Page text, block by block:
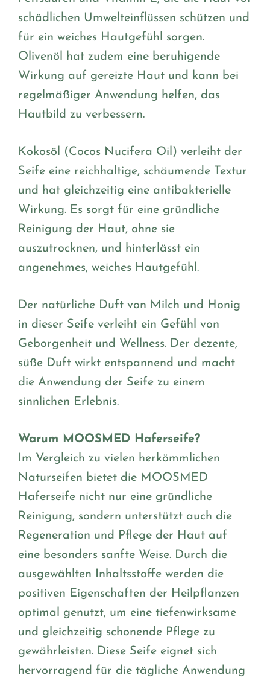
schädlichen Umwelteinflüssen schützen und
für ein weiches Hautgefühl sorgen.
Olivenöl hat zudem eine beruhigende
Wirkung auf gereizte Haut und kann bei
regelmäßiger Anwendung helfen, das
Hautbild zu verbessern.
Kokosöl (Cocos Nucifera Oil) verleiht der
Seife eine reichhaltige, schäumende Textur
und hat gleichzeitig eine antibakterielle
Wirkung. Es sorgt für eine gründliche
Reinigung der Haut, ohne sie
auszutrocknen, und hinterlässt ein
angenehmes, weiches Hautgefühl.
Der natürliche Duft von Milch und Honig
in dieser Seife verleiht ein Gefühl von
Geborgenheit und Wellness. Der dezente,
süße Duft wirkt entspannend und macht
die Anwendung der Seife zu einem
sinnlichen Erlebnis.
Warum MOOSMED Haferseife?
Im Vergleich zu vielen herkömmlichen
Naturseifen bietet die MOOSMED
Haferseife nicht nur eine gründliche
Reinigung, sondern unterstützt auch die
Regeneration und Pflege der Haut auf
eine besonders sanfte Weise. Durch die
ausgewählten Inhaltsstoffe werden die
positiven Eigenschaften der Heilpflanzen
optimal genutzt, um eine tiefenwirksame
und gleichzeitig schonende Pflege zu
gewährleisten. Diese Seife eignet sich
hervorragend für die tägliche Anwendung